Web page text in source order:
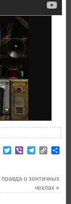
Facebook
TwitterViberTelegram
Copy
о зонтичных
чехлах»